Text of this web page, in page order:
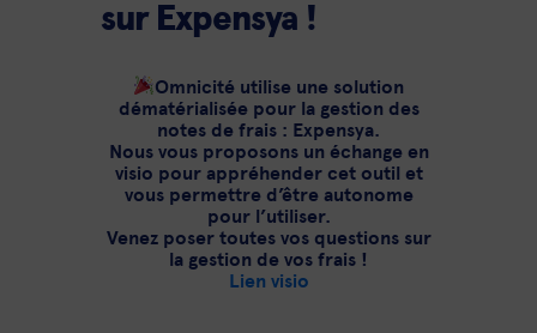
sur Expensya !
Omnicité utilise une solution
dématérialisée pour la gestion des
notes de frais : Expensya.
Nous vous proposons un échange en
visio pour appréhender cet outil et
vous permettre d’être autonome
pour l’utiliser.
Venez poser toutes vos questions sur
la gestion de vos frais !
Lien visio